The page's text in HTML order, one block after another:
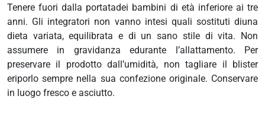
insetti
Tenere fuori dalla portatadei bambini di età inferiore ai tre
anni. Gli integratori non vanno intesi quali sostituti diuna
dieta variata, equilibrata e di un sano stile di vita. Non
assumere in gravidanza edurante l’allattamento. Per
preservare il prodotto dall’umidità, non tagliare il blister
eriporlo sempre nella sua confezione originale. Conservare
in luogo fresco e asciutto.